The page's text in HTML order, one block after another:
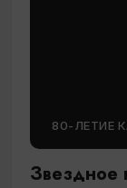
80-ЛЕТИЕ
Звездное